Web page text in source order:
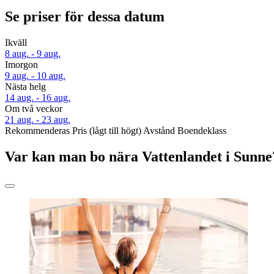
Se priser för dessa datum
Ikväll
8 aug. - 9 aug.
Imorgon
9 aug. - 10 aug.
Nästa helg
14 aug. - 16 aug.
Om två veckor
21 aug. - 23 aug.
Rekommenderas Pris (lågt till högt) Avstånd Boendeklass
Var kan man bo nära Vattenlandet i